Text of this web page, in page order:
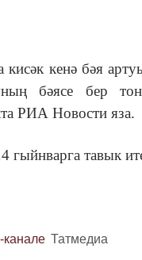
кенә бәя
бәясе бер
РИА Новости яза.
гыйнварга тавык
канале Татмедиа